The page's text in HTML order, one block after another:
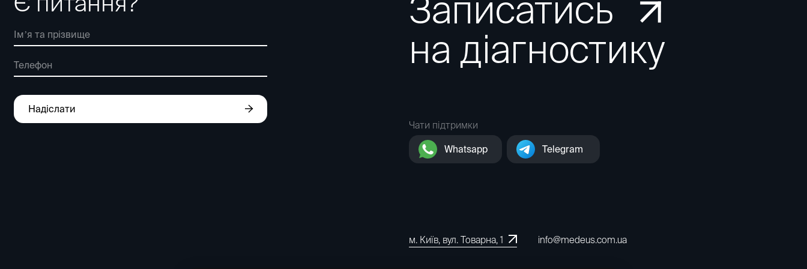
Надіслати
Записатись
на діагностику
Чати підтримки
Whatsapp Telegram
м. Київ, вул. Товарна, 1 info@medeus.com.ua